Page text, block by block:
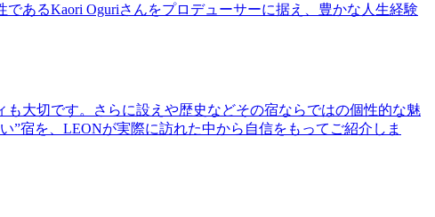
あるKaori Oguriさんをプロデューサーに据え、豊かな人生経験
大切です。さらに設えや歴史などその宿ならではの個性的な魅
”宿を、LEONが実際に訪れた中から自信をもってご紹介しま